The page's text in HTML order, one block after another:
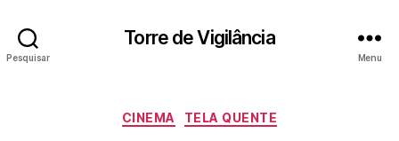
Pesquisar
Torre de Vigilância
Menu
Categorias
CINEMA TELA QUENTE